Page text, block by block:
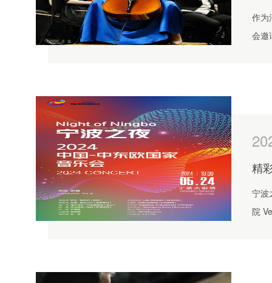
作为
会邀
精
宁波